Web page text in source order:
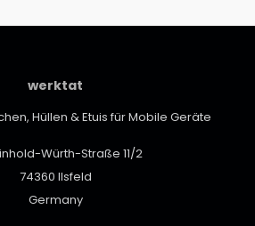
werktat
Hüllen & Etuis für Mobile Geräte
Würth-Straße 11/2
74360 Ilsfeld
Germany